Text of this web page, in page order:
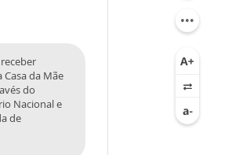
Casa da Mãe
do
Nacional e
de